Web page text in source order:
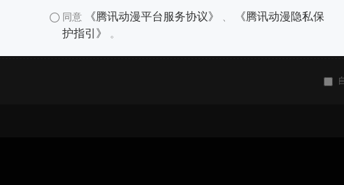
同意 《腾讯动漫平台服务协议》
《腾讯动漫隐私保
护指引》
。